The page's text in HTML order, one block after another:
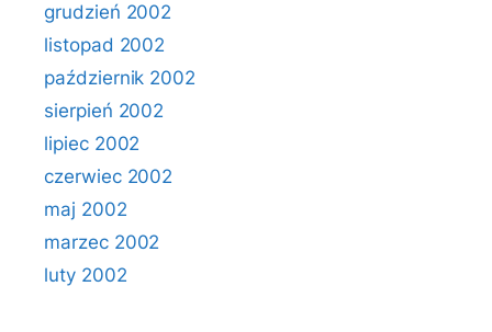
grudzień 2002
listopad 2002
październik 2002
sierpień 2002
lipiec 2002
czerwiec 2002
maj 2002
marzec 2002
luty 2002